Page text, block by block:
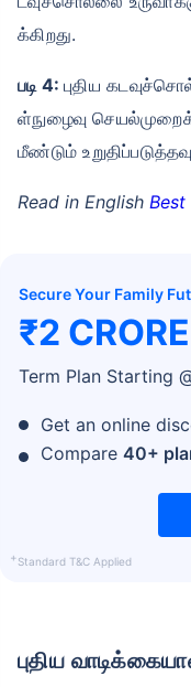
க்கிறது.
படி 4: புதிய
ள்நுழைவு
மீண்டும்
Read in English Best
Secure Your Family
₹2 CRORE
Term Plan Starting
Get an online
Compare 40+
+Standard T&C Applied
புதிய